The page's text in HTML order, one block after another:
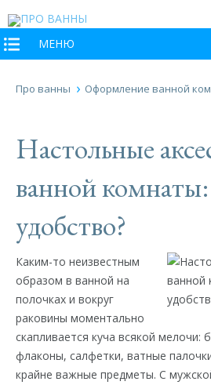
МЕНЮ
Про ванны Оформление ванной
Настольные
ванной
удобство?
Каким-то неизвестным
образом в ванной на
полочках и вокруг
раковины моментально
скапливается куча всякой мелочи:
флаконы, салфетки, ватные
крайне важные предметы. С